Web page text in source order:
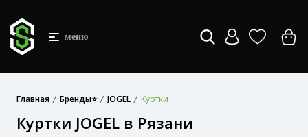
меню
Главная Бренды⭐ JOGEL Куртки
Куртки JOGEL в Рязани